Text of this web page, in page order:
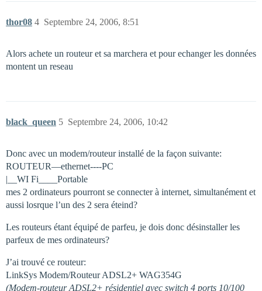
thor08 Septembre 24, 2006, 8:51
4
Alors achete un routeur et sa marchera et pour echanger les données
montent un reseau
black_queen Septembre 24, 2006, 10:42
5
Donc avec un modem/routeur installé de la façon suivante:
ROUTEUR—ethernet----PC
|__WI Fi____Portable
mes 2 ordinateurs pourront se connecter à internet, simultanément et
aussi losrque l’un des 2 sera éteind?
Les routeurs étant équipé de parfeu, je dois donc désinstaller les
parfeux de mes ordinateurs?
J’ai trouvé ce routeur:
LinkSys Modem/Routeur ADSL2+ WAG354G
(Modem-routeur ADSL2+ résidentiel avec switch 4 ports 10/100